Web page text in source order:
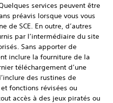
services peuvent être
préavis lorsque vous vous
de SCE. En outre, d’autres
par l’intermédiaire du site
Sans apporter de
inclure la fourniture de la
téléchargement d’une
des rustines de
fonctions révisées ou
accès à des jeux piratés ou